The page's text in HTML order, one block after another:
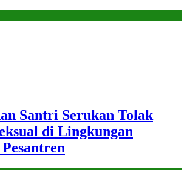
Santri Serukan Tolak
di Lingkungan